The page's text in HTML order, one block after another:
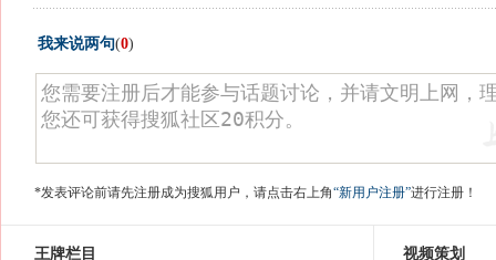
我来说两句(0)
*发表评论前请先注册成为搜狐用户，请点击右上角“新用户注册”进行注册！
王牌栏目 视频策划